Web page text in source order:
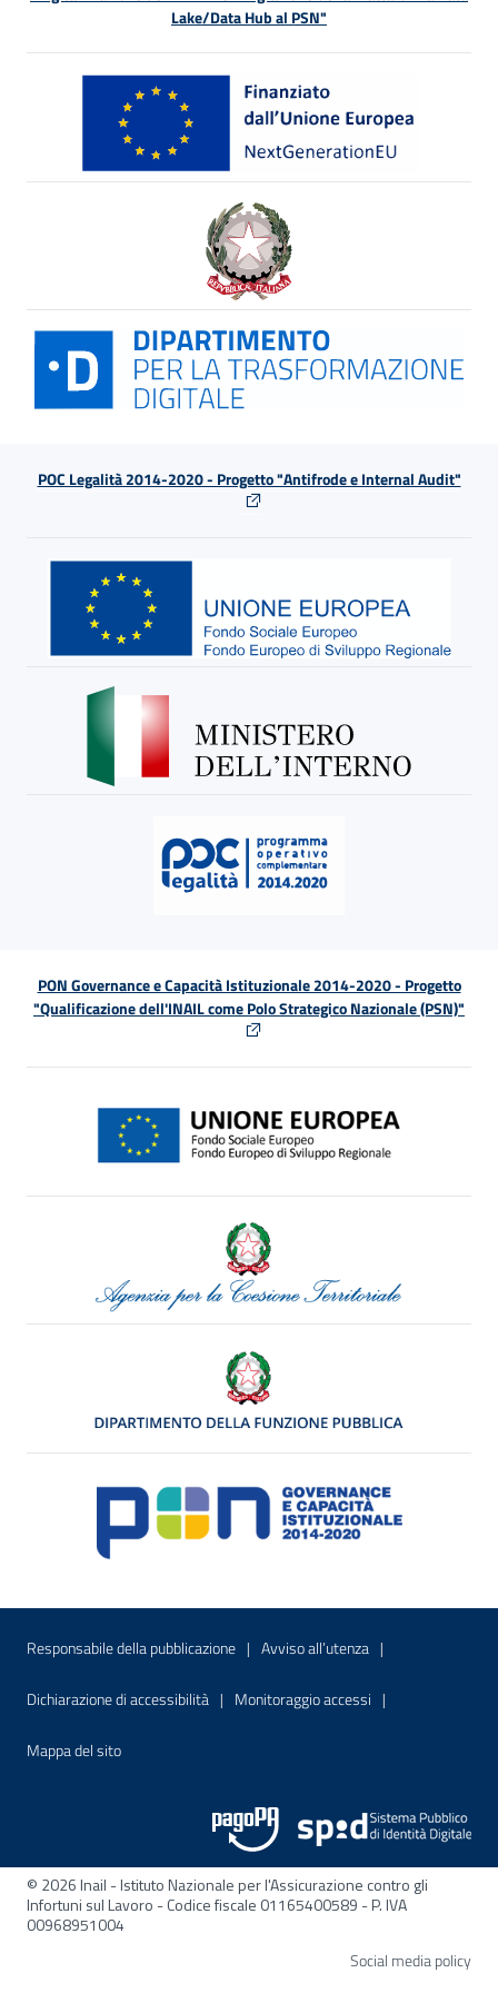
Lake/Data Hub al PSN"
POC Legalità 2014-2020 - Progetto "Antifrode e Internal Audit"
PON Governance e Capacità Istituzionale 2014-2020 - Progetto
"Qualificazione dell'INAIL come Polo Strategico Nazionale (PSN)"
Menu di servizio
Responsabile della pubblicazione Sito interno - Apre in una nuova
Avviso all’utenza Sito interno -
Dichiarazione di accessibilità Sito interno - Apre in una nuova finestra
Monitoraggio accessi Sito interno -
Mappa del sitoSito interno - Apre nella stessa finestra
© 2026 Inail - Istituto Nazionale per l'Assicurazione contro gli
Infortuni sul Lavoro - Codice fiscale 01165400589 - P. IVA
00968951004
Social media policy